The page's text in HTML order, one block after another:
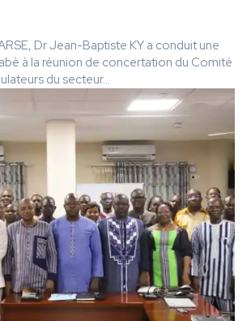
Dr Jean-Baptiste KY a conduit une
à la réunion de concertation du Comité
du secteur...